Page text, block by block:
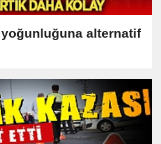
alternatif